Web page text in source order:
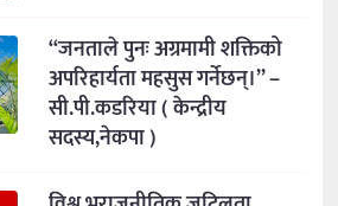
“जनताले पुनः अग्रमामी शक्तिको
अपरिहार्यता महसुस गर्नेछन्।” –
सी.पी.कडरिया ( केन्द्रीय
सदस्य,नेकपा )